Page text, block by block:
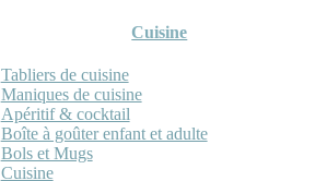
Cuisine
Tabliers de cuisine
Maniques de cuisine
Apéritif & cocktail
Boîte à goûter enfant et adulte
Bols et Mugs
Cuisine